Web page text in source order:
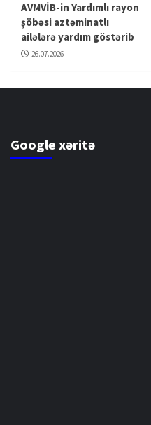
AVMVİB-in Yardımlı rayon
şöbəsi aztəminatlı
ailələrə yardım göstərib
26.07.2026
Google xəritə